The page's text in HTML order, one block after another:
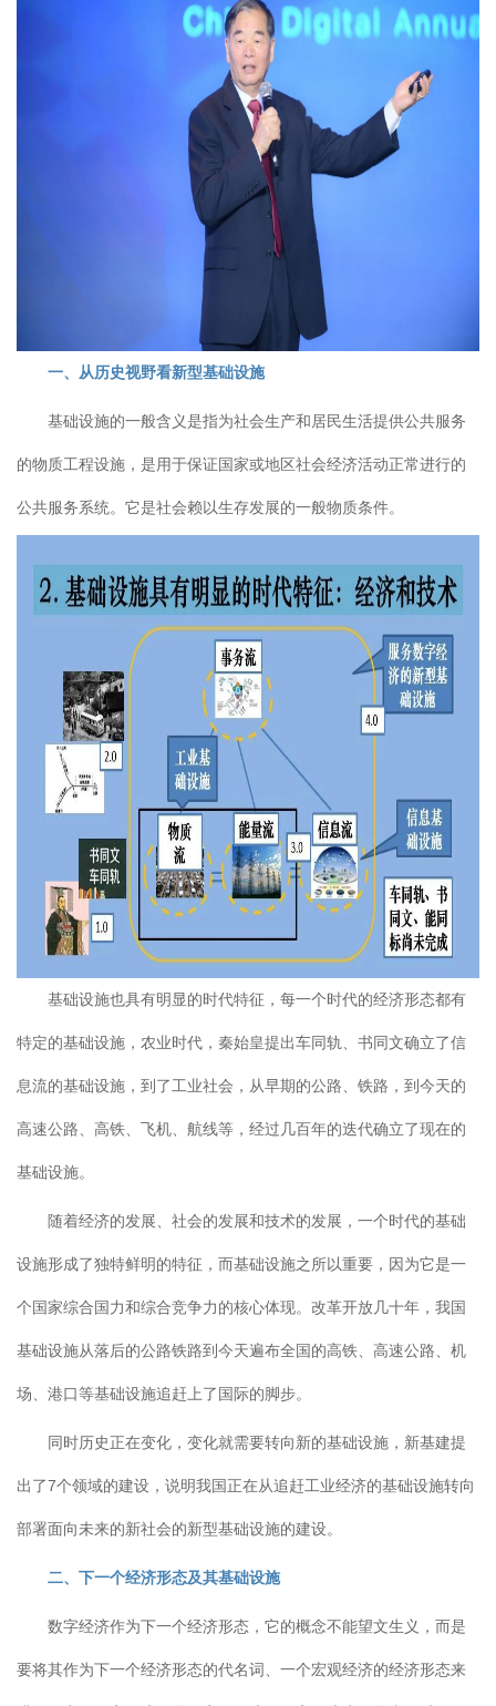
一、从历史视野看新型基础设施
基础设施的一般含义是指为社会生产和居民生活提供公共服务
的物质工程设施，是用于保证国家或地区社会经济活动正常进行的
公共服务系统。它是社会赖以生存发展的一般物质条件。
基础设施也具有明显的时代特征，每一个时代的经济形态都有
特定的基础设施，农业时代，秦始皇提出车同轨、书同文确立了信
息流的基础设施，到了工业社会，从早期的公路、铁路，到今天的
高速公路、高铁、飞机、航线等，经过几百年的迭代确立了现在的
基础设施。
随着经济的发展、社会的发展和技术的发展，一个时代的基础
设施形成了独特鲜明的特征，而基础设施之所以重要，因为它是一
个国家综合国力和综合竞争力的核心体现。改革开放几十年，我国
基础设施从落后的公路铁路到今天遍布全国的高铁、高速公路、机
场、港口等基础设施追赶上了国际的脚步。
同时历史正在变化，变化就需要转向新的基础设施，新基建提
出了7个领域的建设，说明我国正在从追赶工业经济的基础设施转向
部署面向未来的新社会的新型基础设施的建设。
二、下一个经济形态及其基础设施
数字经济作为下一个经济形态，它的概念不能望文生义，而是
要将其作为下一个经济形态的代名词、一个宏观经济的经济形态来